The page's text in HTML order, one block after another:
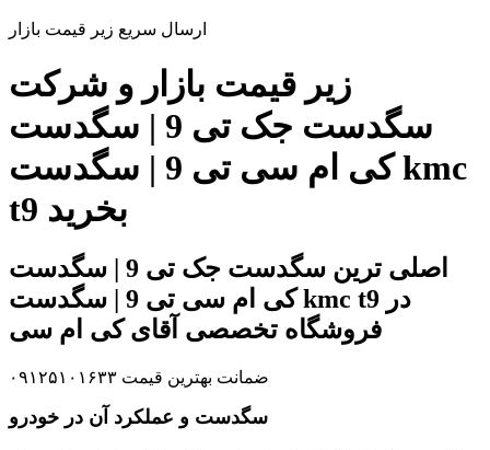
ارسال سریع زیر قیمت بازار
زیر قیمت بازار و شرکت
سگدست جک تی 9 | سگدست
کی ام سی تی 9 | سگدست kmc
t9 بخرید
اصلی ترین سگدست جک تی 9 | سگدست
کی ام سی تی 9 | سگدست kmc t9 در
فروشگاه تخصصی آقای کی ام سی
ضمانت بهترین قیمت ۰۹۱۲۵۱۰۱۶۳۳